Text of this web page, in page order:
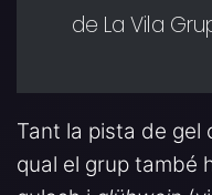
de La Vila
Tant la pista de gel
qual el grup també